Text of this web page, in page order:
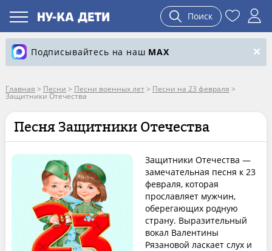
Поиск
Подписывайтесь на наш MAX
Главная > Песни > Песни военных лет> Песни на 23 февраля >
Защитники Отечества
Песня Защитники Отечества
Защитники Отечества —
замечательная песня к 23
февраля, которая
прославляет мужчин,
оберегающих родную
страну. Выразительный
вокал Валентины
Рязановой ласкает слух и